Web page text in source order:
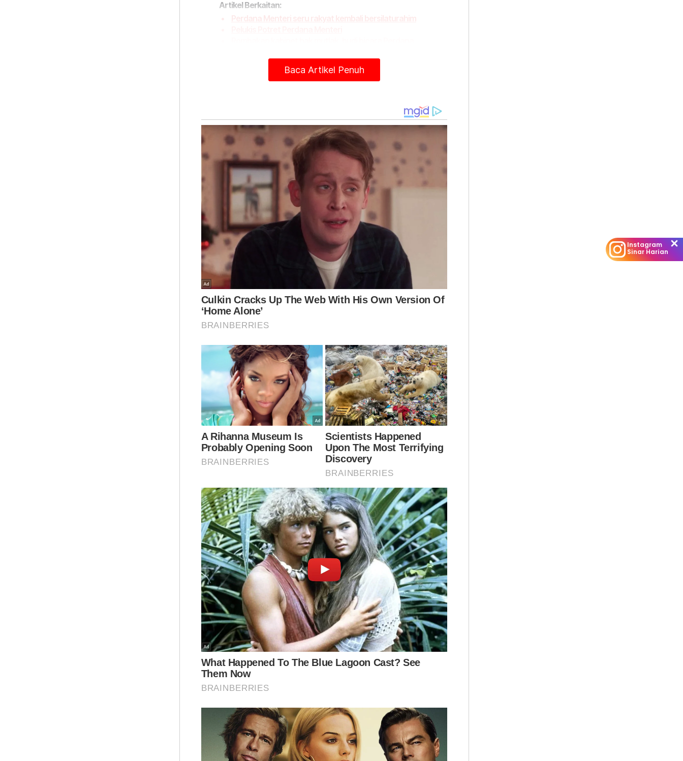
Artikel Berkaitan:
Muat turun aplikasi Sinar Harian.Klik di sini!
Perdana Menteri Britain
Boris Johnson
Kesatuan Eropah (EU) Brexit
Artikel Disyorkan
GLOBAL
GHANI
08 Aug 2026 12:35pm
GLOBAL
Korea Utara syor sup daging anjing
ketika gelombang haba cecah 36.7
darjah Celsius
MUHAMMAD SHAMSUL ABD
GHANI
08 Aug 2026 11:49am
GLOBAL
Prabowo kecewa Indonesia gagal
ke Piala Dunia, meskipun penduduk
hampir 300 juta
MUHAMMAD SHAMSUL ABD
GHANI
08 Aug 2026 11:25am
GLOBAL
Bertengkar isu laluan basikal,
empat remaja baling bebola tisu
basah ditahan
NORAFIDAH ASSAN
08 Aug 2026 08:31am
Baca Artikel Penuh
Instagram
Sinar Harian